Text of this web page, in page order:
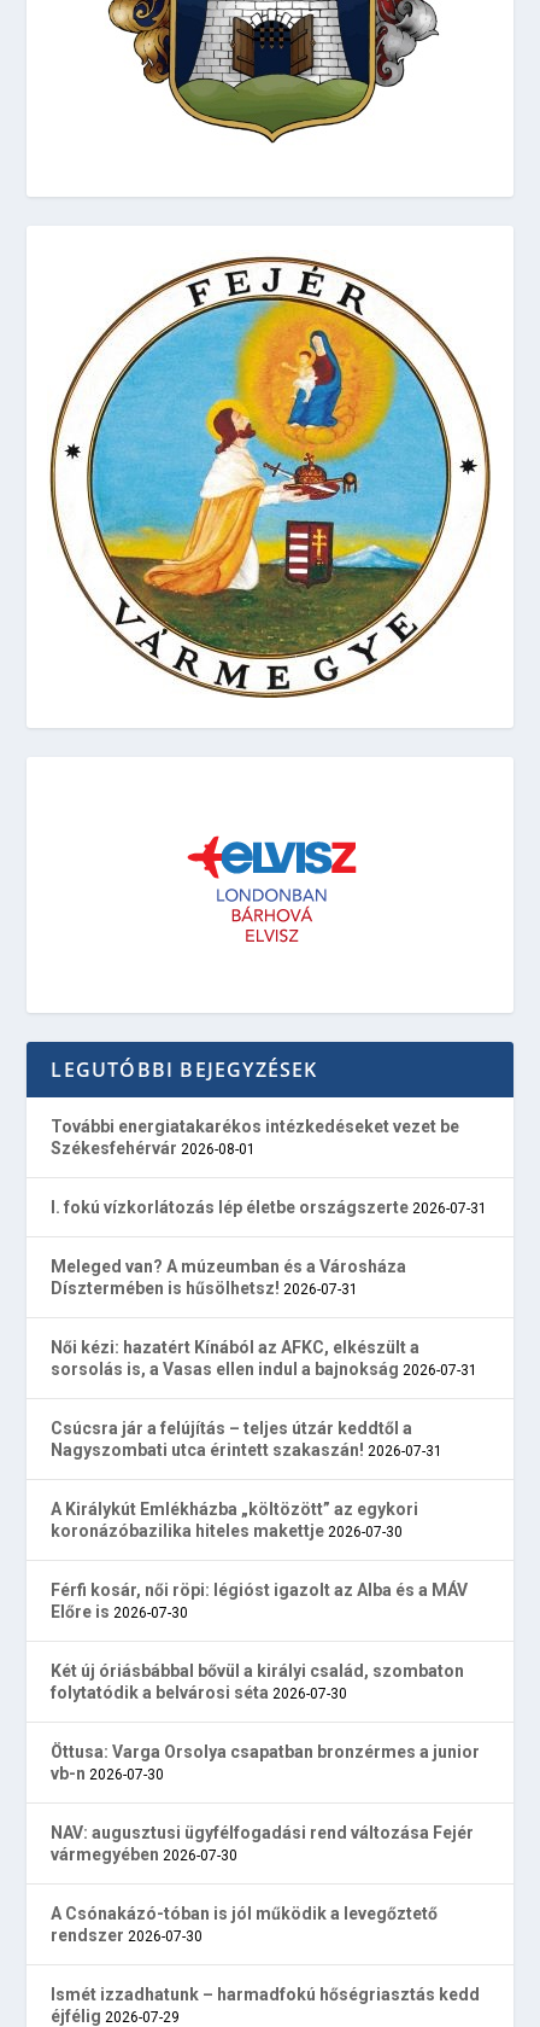
LEGUTÓBBI BEJEGYZÉSEK
További energiatakarékos intézkedéseket vezet be
Székesfehérvár 2026-08-01
I. fokú vízkorlátozás lép életbe országszerte 2026-07-31
Meleged van? A múzeumban és a Városháza
Dísztermében is hűsölhetsz! 2026-07-31
Női kézi: hazatért Kínából az AFKC, elkészült a
sorsolás is, a Vasas ellen indul a bajnokság 2026-07-31
Csúcsra jár a felújítás – teljes útzár keddtől a
Nagyszombati utca érintett szakaszán! 2026-07-31
A Királykút Emlékházba „költözött” az egykori
koronázóbazilika hiteles makettje 2026-07-30
Férfi kosár, női röpi: légióst igazolt az Alba és a MÁV
Előre is 2026-07-30
Két új óriásbábbal bővül a királyi család, szombaton
folytatódik a belvárosi séta 2026-07-30
Öttusa: Varga Orsolya csapatban bronzérmes a junior
vb-n 2026-07-30
NAV: augusztusi ügyfélfogadási rend változása Fejér
vármegyében 2026-07-30
A Csónakázó-tóban is jól működik a levegőztető
rendszer 2026-07-30
Ismét izzadhatunk – harmadfokú hőségriasztás kedd
éjfélig 2026-07-29